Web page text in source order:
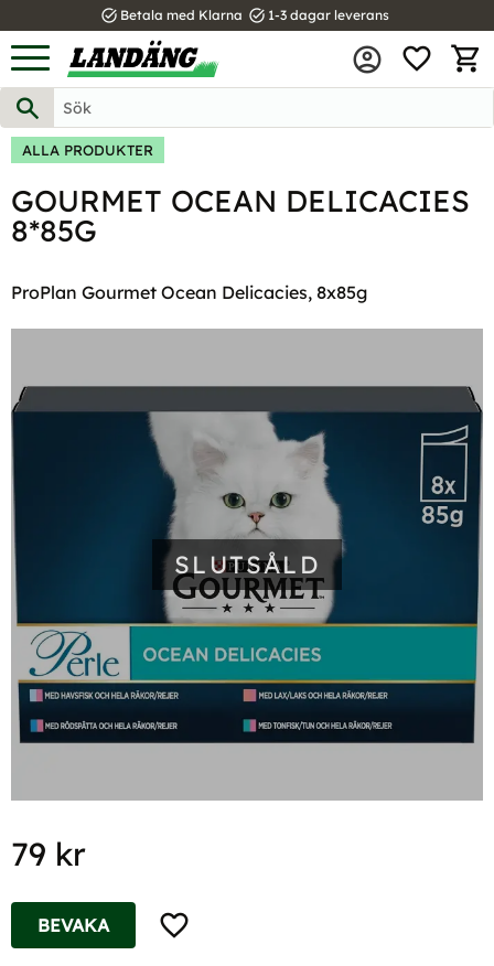
Meny
task_alt Betala med Klarna task_alt 1-3 dagar leverans
ALLA PRODUKTER
GOURMET OCEAN DELICACIES
8*85G
ProPlan Gourmet Ocean Delicacies, 8x85g
SLUTSÅLD
79 kr
Lägg till i favoriter
BEVAKA